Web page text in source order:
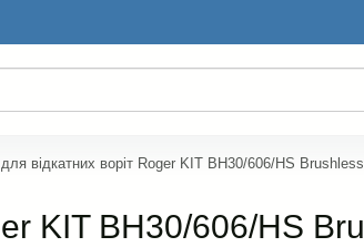
відкатних воріт Roger KIT BH30/606/HS Brushless
KIT BH30/606/HS